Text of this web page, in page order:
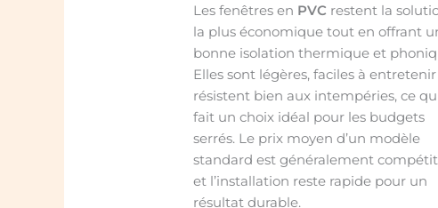
Les fenêtres en PVC restent la
la plus économique tout en offrant
bonne isolation thermique et
Elles sont légères, faciles à
résistent bien aux intempéries, ce
fait un choix idéal pour les budgets
serrés. Le prix moyen d’un modèle
standard est généralement
et l’installation reste rapide pour un
résultat durable.